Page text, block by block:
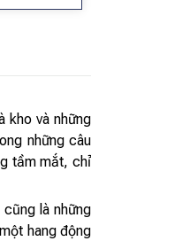
kho và những
những câu
tầm mắt, chỉ
là những
hang động